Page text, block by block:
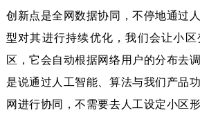
创新点是全网数据协同，不停地通过
型对其进行持续优化，我们会让小
区，它会自动根据网络用户的分布去
是说通过人工智能、算法与我们产品
网进行协同，不需要去人工设定小区